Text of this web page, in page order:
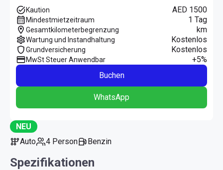
Kaution AED 1500
Mindestmietzeitraum 1 Tag
Gesamtkilometerbegrenzung km
Wartung und Instandhaltung Kostenlos
Grundversicherung Kostenlos
MwSt Steuer Anwendbar
+5%
Buchen
WhatsApp
NEU
Auto
4 Person Benzin
Spezifikationen